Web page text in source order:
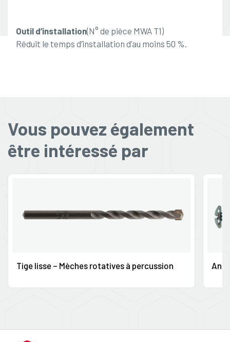
Outil d’installation(N° de pièce MWA T1)
Réduit le temps d’installation d’au moins 50 %.
Vous pouvez également
être intéressé par
Tige lisse – Mèches rotatives à percussion